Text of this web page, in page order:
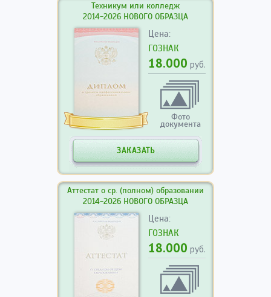
Техникум или колледж
2014-2026 НОВОГО ОБРАЗЦА
Цена:
ГОЗНАК
18.000 руб.
Фото
документа
ЗАКАЗАТЬ
Аттестат о ср. (полном) образовании
2014-2026 НОВОГО ОБРАЗЦА
Цена:
ГОЗНАК
18.000 руб.